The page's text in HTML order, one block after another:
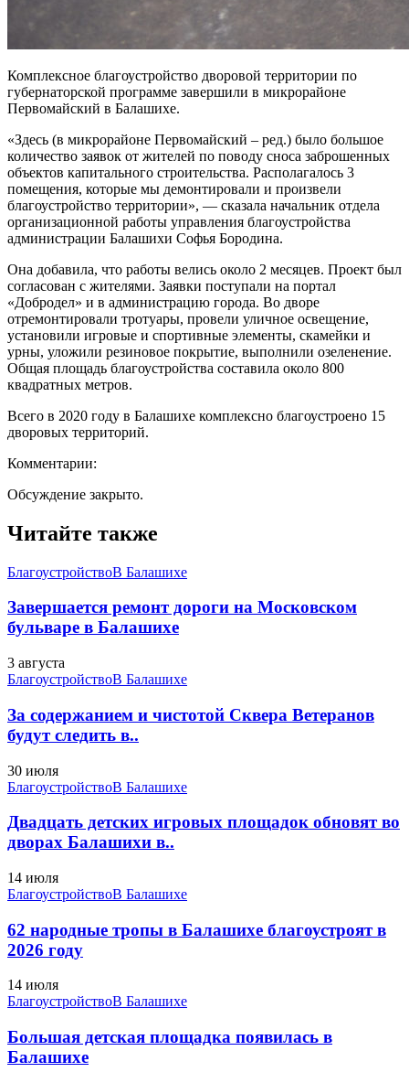
Комплексное благоустройство дворовой территории по
губернаторской программе завершили в микрорайоне
Первомайский в Балашихе.
«Здесь (в микрорайоне Первомайский – ред.) было большое
количество заявок от жителей по поводу сноса заброшенных
объектов капитального строительства. Располагалось 3
помещения, которые мы демонтировали и произвели
благоустройство территории», — сказала начальник отдела
организационной работы управления благоустройства
администрации Балашихи Софья Бородина.
Она добавила, что работы велись около 2 месяцев. Проект был
согласован с жителями. Заявки поступали на портал
«Добродел» и в администрацию города. Во дворе
отремонтировали тротуары, провели уличное освещение,
установили игровые и спортивные элементы, скамейки и
урны, уложили резиновое покрытие, выполнили озеленение.
Общая площадь благоустройства составила около 800
квадратных метров.
Всего в 2020 году в Балашихе комплексно благоустроено 15
дворовых территорий.
Комментарии:
Обсуждение закрыто.
Читайте также
БлагоустройствоВ Балашихе
Завершается ремонт дороги на Московском
бульваре в Балашихе
3 августа
БлагоустройствоВ Балашихе
За содержанием и чистотой Сквера Ветеранов
будут следить в..
30 июля
БлагоустройствоВ Балашихе
Двадцать детских игровых площадок обновят во
дворах Балашихи в..
14 июля
БлагоустройствоВ Балашихе
62 народные тропы в Балашихе благоустроят в
2026 году
14 июля
БлагоустройствоВ Балашихе
Большая детская площадка появилась в
Балашихе